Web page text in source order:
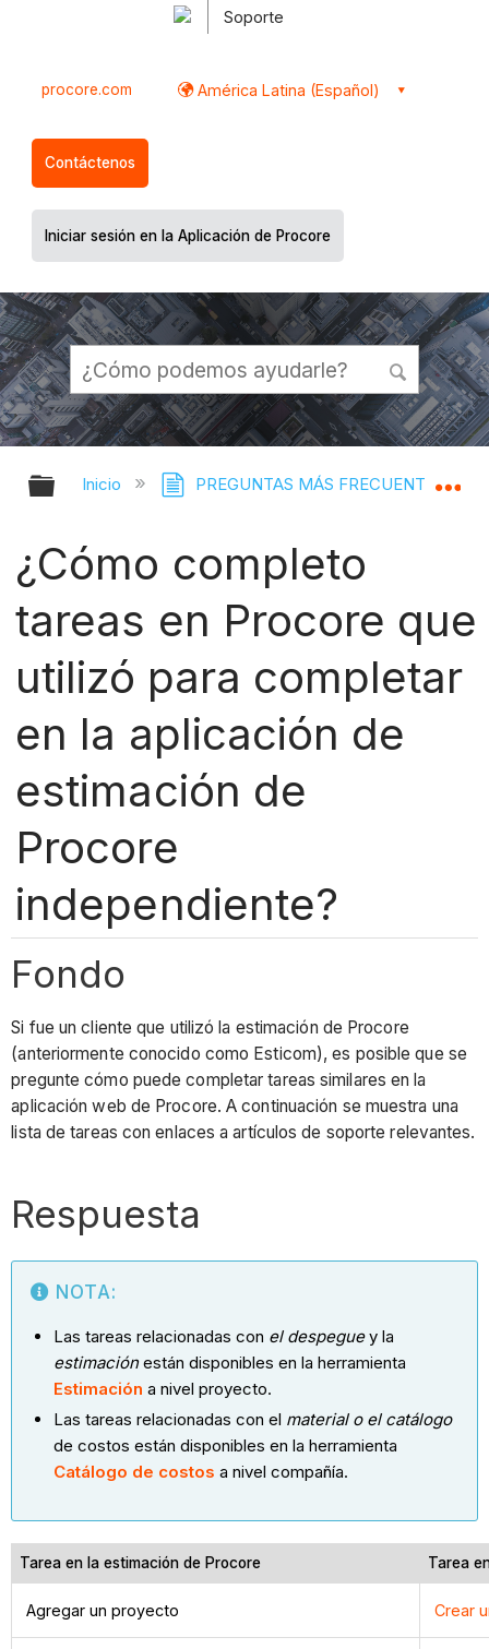
Soporte
procore.com América Latina (Español)
Contáctenos
Iniciar sesión en la Aplicación de Procore
Expandir/contraer jerarquía global
Inicio PREGUNTAS MÁS FRECUENTES
¿Cómo completo
tareas en Procore que
utilizó para completar
en la aplicación de
estimación de
Procore
independiente?
Fondo
Si fue un cliente que utilizó la estimación de Procore
(anteriormente conocido como Esticom), es posible que se
pregunte cómo puede completar tareas similares en la
aplicación web de Procore. A continuación se muestra una
lista de tareas con enlaces a artículos de soporte relevantes.
Respuesta
NOTA:
Las tareas relacionadas con el despeguey la
estimaciónestán disponibles en la herramienta
Estimación a nivel proyecto.
Las tareas relacionadas con el material o el catálogo
de costos están disponibles en la herramienta
Catálogo de costos a nivel compañía.
Tarea en la estimación de Procore Tarea
Agregar un proyecto Crear